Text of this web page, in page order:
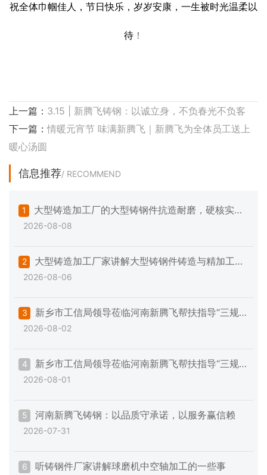
祝全体巾帼佳人，节日快乐，岁岁安康，一生被时光温柔以
待 ！
上一篇： 3.15 | 新腾飞铸钢：以诚立身，不负春光不负客
下一篇：情暖元宵节 味满新腾飞｜新腾飞为全体员工送上
暖心汤圆
信息推荐/ RECOMMEND
1
大型铸造加工厂的大型铸钢件抗造耐磨，硬核实力
不玩虚的
2026-08-08
2
大型铸造加工厂家讲解大型铸钢件铸造与精加工的
一些注意事项
2026-08-06
3
新乡市工信局领导莅临河南新腾飞帮扶指导“三规
范一提升”专项工作
2026-08-02
4
新乡市工信局领导莅临河南新腾飞帮扶指导“三规
范一提升”专项工作
2026-08-01
5 河南新腾飞铸钢：以品质守承诺，以服务赢信赖
2026-07-31
6 听铸钢件厂家讲解球磨机中空轴加工的一些事